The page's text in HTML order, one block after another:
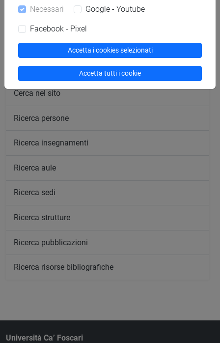
[FMR61] SCIENZE FILOSOFICHE - Laurea
percorso comune
Cerca nel sito
Ricerca persone
Ricerca insegnamenti
Ricerca aule
Ricerca sedi
Ricerca strutture
Ricerca pubblicazioni
Ricerca risorse bibliografiche
Università Ca’ Foscari
Necessari Google - Youtube
Facebook - Pixel
Accetta i cookies selezionati
Accetta tutti i cookie